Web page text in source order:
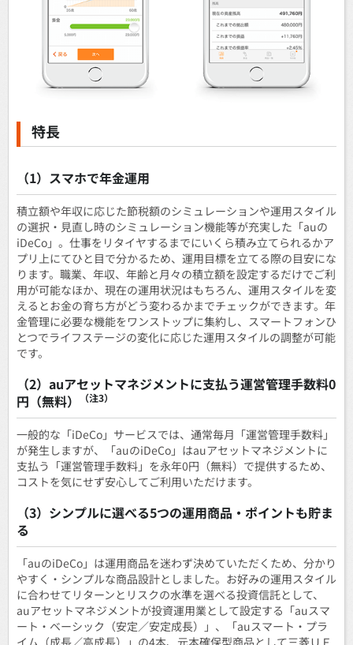
特長
（1）スマホで年金運用
積立額や年収に応じた節税額のシミュレーションや運用スタイル
の選択・見直し時のシミュレーション機能等が充実した「auの
iDeCo」。仕事をリタイヤするまでにいくら積み立てられるかア
プリ上にてひと目で分かるため、運用目標を立てる際の目安にな
ります。職業、年収、年齢と月々の積立額を設定するだけでご利
用が可能なほか、現在の運用状況はもちろん、運用スタイルを変
えるとお金の育ち方がどう変わるかまでチェックができます。年
金管理に必要な機能をワンストップに集約し、スマートフォンひ
とつでライフステージの変化に応じた運用スタイルの調整が可能
です。
（2）auアセットマネジメントに支払う運営管理手数料0
円（無料）
（注3）
一般的な「iDeCo」サービスでは、通常毎月「運営管理手数料」
が発生しますが、「auのiDeCo」はauアセットマネジメントに
支払う「運営管理手数料」を永年0円（無料）で提供するため、
コストを気にせず安心してご利用いただけます。
（3）シンプルに選べる5つの運用商品・ポイントも貯ま
る
「auのiDeCo」は運用商品を迷わず決めていただくため、分かり
やすく・シンプルな商品設計としました。お好みの運用スタイル
に合わせてリターンとリスクの水準を選べる投資信託として、
auアセットマネジメントが投資運用業として設定する「auスマ
ート・ベーシック（安定／安定成長）」、「auスマート・プラ